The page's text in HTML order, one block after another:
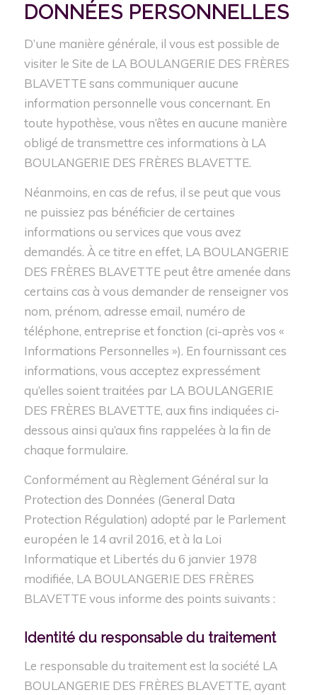
DONNÉESPERSONNELLES
D’une manière générale, il vous est possible de
visiter le Site de LA BOULANGERIE DES FRÈRES
BLAVETTE sans communiquer aucune
information personnelle vous concernant. En
toute hypothèse, vous n’êtes en aucune manière
obligé de transmettre ces informations à LA
BOULANGERIE DES FRÈRES BLAVETTE.
Néanmoins, en cas de refus, il se peut que vous
ne puissiez pas bénéficier de certaines
informations ou services que vous avez
demandés. À ce titre en effet, LA BOULANGERIE
DES FRÈRES BLAVETTE peut être amenée dans
certains cas à vous demander de renseigner vos
nom, prénom, adresse email, numéro de
téléphone, entreprise et fonction (ci-après vos «
Informations Personnelles »). En fournissant ces
informations, vous acceptez expressément
qu’elles soient traitées par LA BOULANGERIE
DES FRÈRES BLAVETTE, aux fins indiquées ci-
dessous ainsi qu’aux fins rappelées à la fin de
chaque formulaire.
Conformément au Règlement Général sur la
Protection des Données (General Data
Protection Régulation) adopté par le Parlement
européen le 14 avril 2016, et à la Loi
Informatique et Libertés du 6 janvier 1978
modifiée, LA BOULANGERIE DES FRÈRES
BLAVETTE vous informe des points suivants :
Identité duresponsabledu traitement
Le responsable du traitement est la société LA
BOULANGERIE DES FRÈRES BLAVETTE, ayant